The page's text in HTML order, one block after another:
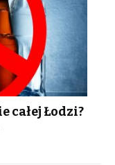
całej Łodzi?